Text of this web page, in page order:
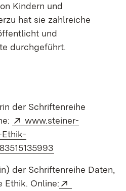
Kindern und
hat sie zahlreiche
und
durchgeführt.
in neuem Fenster)
der Schriftenreihe
Extern:
www.steiner-
der Schriftenreihe Daten,
Ethik. Online: